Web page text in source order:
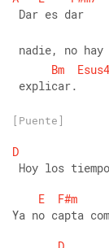
Dar es dar
nadie, no hay
Bm
Esus4
explicar.
[Puente]
D
Hoy los
E
F#m
Ya no capta